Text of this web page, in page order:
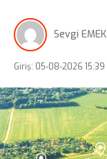
Sevgi EMEK
Giriş: 05-08-2026 15:39